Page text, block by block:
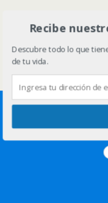
Móvil
Recibe
Descubre todo lo que
de tu vida.